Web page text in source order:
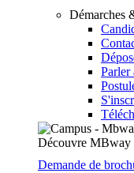
Démarches
Parler
Découvre MBway
Demande de